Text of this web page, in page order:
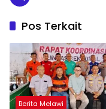
Pos Terkait
Berita Melawi